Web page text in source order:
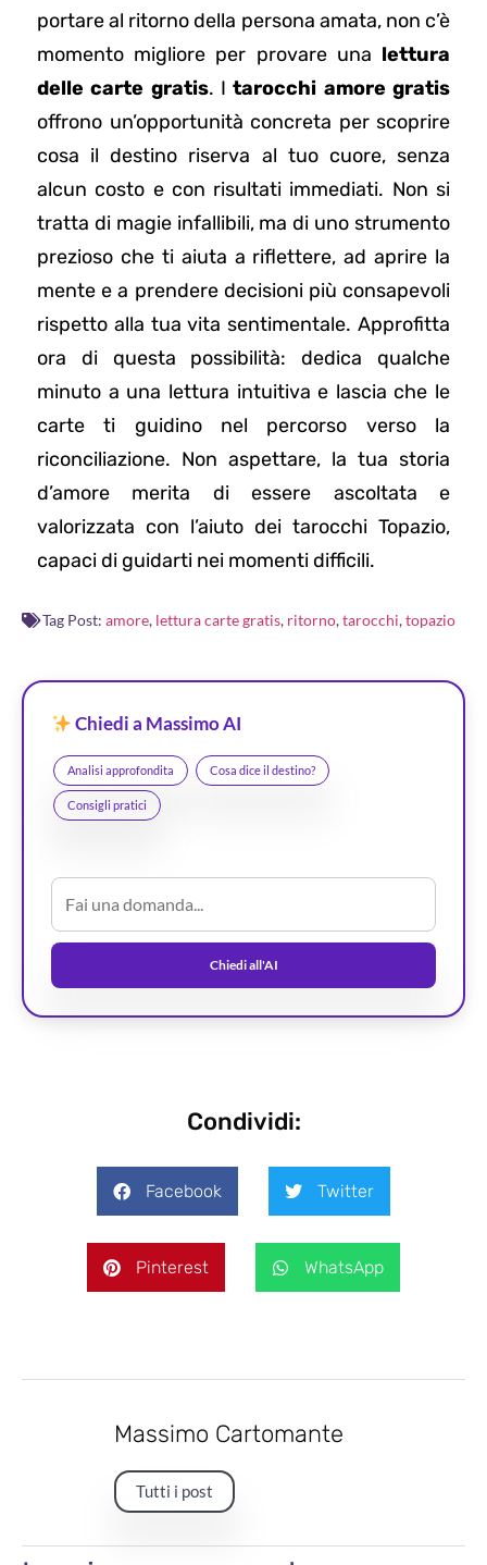
portare al ritorno della persona amata, non c’è
momento migliore per provare una lettura
delle carte gratis. Itarocchi amore gratis
offrono un’opportunità concreta per scoprire
cosa il destino riserva al tuo cuore, senza
alcun costo e con risultati immediati. Non si
tratta di magie infallibili, ma di uno strumento
prezioso che ti aiuta a riflettere, ad aprire la
mente e a prendere decisioni più consapevoli
rispetto alla tua vita sentimentale. Approfitta
ora di questa possibilità: dedica qualche
minuto a una lettura intuitiva e lascia che le
carte ti guidino nel percorso verso la
riconciliazione. Non aspettare, la tua storia
d’amore merita di essere ascoltata e
valorizzata con l’aiuto dei tarocchi Topazio,
capaci di guidarti nei momenti difficili.
Tag Post: amore, lettura carte gratis, ritorno,tarocchi,topazio
Chiedi a Massimo AI
Analisi approfondita Cosa dice il destino?
Consigli pratici
Chiedi all'AI
Condividi:
Facebook Twitter
Pinterest WhatsApp
Massimo Cartomante
Tutti i post